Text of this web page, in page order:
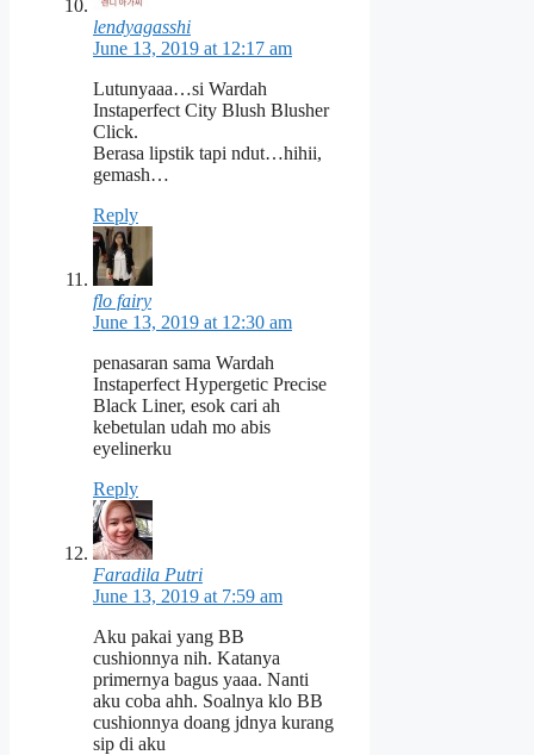
lendyagasshi
June 13, 2019 at 12:17 am
Lutunyaaa…si Wardah
Instaperfect City Blush Blusher
Click.
Berasa lipstik tapi ndut…hihii,
gemash…
Reply
flo fairy
June 13, 2019 at 12:30 am
penasaran sama Wardah
Instaperfect Hypergetic Precise
Black Liner, esok cari ah
kebetulan udah mo abis
eyelinerku
Reply
Faradila Putri
June 13, 2019 at 7:59 am
Aku pakai yang BB
cushionnya nih. Katanya
primernya bagus yaaa. Nanti
aku coba ahh. Soalnya klo BB
cushionnya doang jdnya kurang
sip di aku